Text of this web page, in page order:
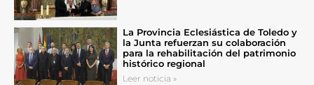
La Provincia Eclesiástica de Toledo y
la Junta refuerzan su colaboración
para la rehabilitación del patrimonio
histórico regional
Leer noticia »